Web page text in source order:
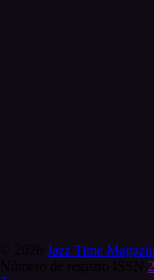
Jazz Time